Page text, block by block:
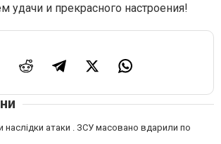
удачи и прекрасного настроения!
наслідки атаки . ЗСУ масовано вдарили по